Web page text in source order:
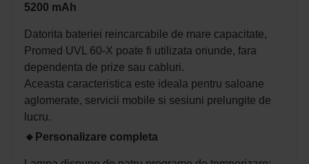
5200 mAh
Datorita bateriei reincarcabile de mare capacitate,
Promed UVL 60-X poate fi utilizata oriunde, fara
dependenta de prize sau cabluri.
Aceasta caracteristica este ideala pentru saloane
aglomerate, servicii mobile si sesiuni prelungite de
lucru.
🔸 Personalizare completa